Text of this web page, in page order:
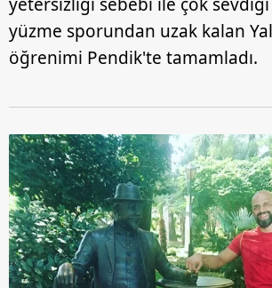
yüzme sporundan uzak kalan
öğrenimi Pendik'te tamamladı.